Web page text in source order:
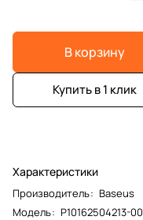
В корзину
Купить в 1 клик
Характеристики
Производитель: Baseus
Модель: P10162504213-00